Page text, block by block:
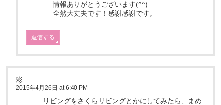
情報ありがとうございます(^^)
全然大丈夫です！感謝感謝です。
返信する
彩
2015年4月26日 at 6:40 PM
リビングをさくらリビングとかにしてみたら、まめ